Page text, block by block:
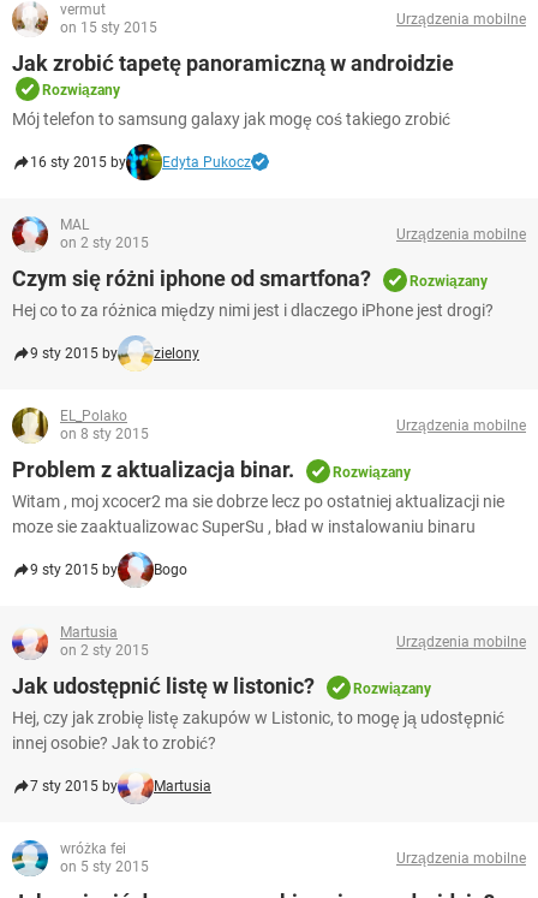
vermut
on 15 sty 2015
Urządzenia mobilne
Jak zrobić tapetę panoramiczną w androidzie
Rozwiązany
Mój telefon to samsung galaxy jak mogę coś takiego zrobić
16 sty 2015 by Edyta Pukocz
MAL
on 2 sty 2015
Urządzenia mobilne
Czym się różni iphone od smartfona? Rozwiązany
Hej co to za różnica między nimi jest i dlaczego iPhone jest drogi?
9 sty 2015 by zielony
EL_Polako
on 8 sty 2015
Urządzenia mobilne
Problem z aktualizacja binar. Rozwiązany
Witam , moj xcocer2 ma sie dobrze lecz po ostatniej aktualizacji nie
moze sie zaaktualizowac SuperSu , bład w instalowaniu binaru
9 sty 2015 by Bogo
Martusia
on 2 sty 2015
Urządzenia mobilne
Jak udostępnić listę w listonic? Rozwiązany
Hej, czy jak zrobię listę zakupów w Listonic, to mogę ją udostępnić
innej osobie? Jak to zrobić?
7 sty 2015 by Martusia
wróżka fei
on 5 sty 2015
Urządzenia mobilne